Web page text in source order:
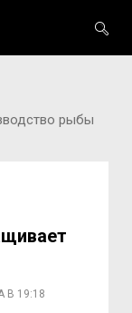
рыбы
В 19:18